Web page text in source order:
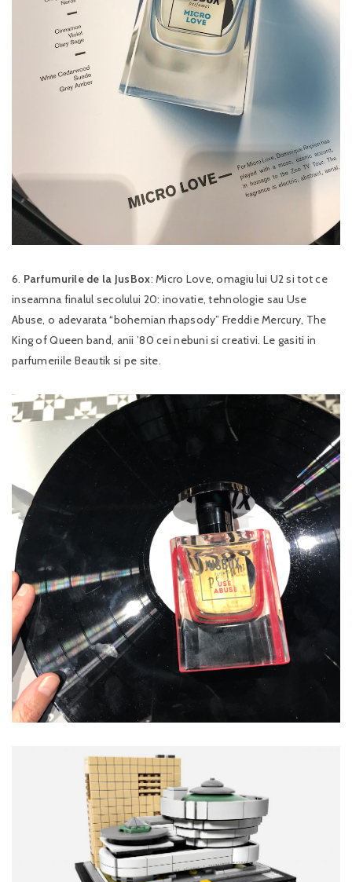
6. Parfumurile de la JusBox: Micro Love, omagiu lui U2 si tot ce
inseamna finalul secolului 20: inovatie, tehnologie sau Use
Abuse, o adevarata “bohemian rhapsody” Freddie Mercury, The
King of Queen band, anii ’80 cei nebuni si creativi. Le gasiti in
parfumeriile Beautik si pe site.